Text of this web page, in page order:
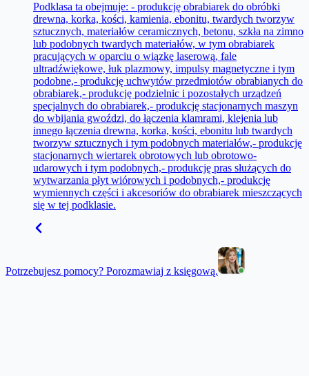
Podklasa ta obejmuje: - produkcję obrabiarek do obróbki
drewna, korka, kości, kamienia, ebonitu, twardych tworzyw
sztucznych, materiałów ceramicznych, betonu, szkła na zimno
lub podobnych twardych materiałów, w tym obrabiarek
pracujących w oparciu o wiązkę laserową, fale
ultradźwiękowe, łuk plazmowy, impulsy magnetyczne i tym
podobne,- produkcję uchwytów przedmiotów obrabianych do
obrabiarek,- produkcję podzielnic i pozostałych urządzeń
specjalnych do obrabiarek,- produkcję stacjonarnych maszyn
do wbijania gwoździ, do łączenia klamrami, klejenia lub
innego łączenia drewna, korka, kości, ebonitu lub twardych
tworzyw sztucznych i tym podobnych materiałów,- produkcję
stacjonarnych wiertarek obrotowych lub obrotowo-
udarowych i tym podobnych,- produkcję pras służących do
wytwarzania płyt wiórowych i podobnych,- produkcję
wymiennych części i akcesoriów do obrabiarek mieszczących
się w tej podklasie.
Potrzebujesz pomocy? Porozmawiaj z księgową.